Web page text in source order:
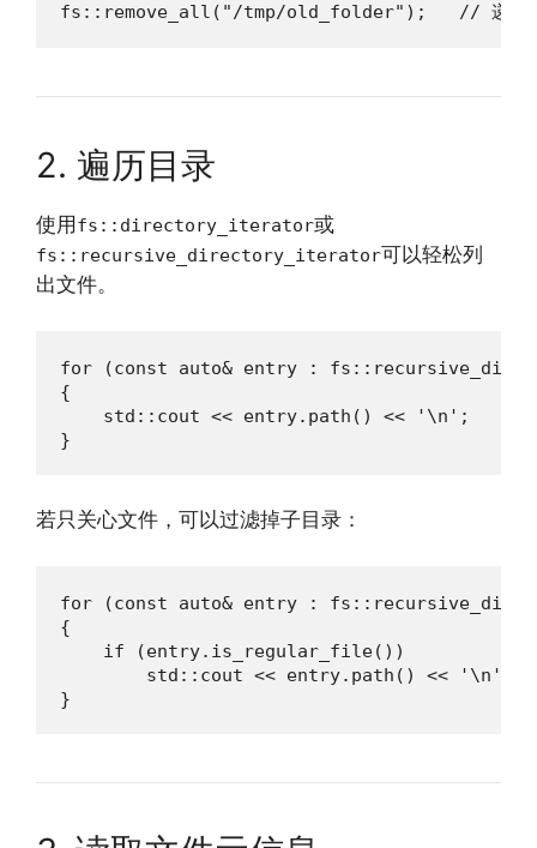
fs::remove_all("/tmp/old_folder");   // 递归删
2. 遍历目录
使用 fs::directory_iterator或
fs::recursive_directory_iterator可以轻松列
出文件。
for (const auto& entry :
{
    std::cout << entry.path() << '\n';
}
若只关心文件，可以过滤掉子目录：
for (const auto& entry :
{
    if (entry.is_regular_file())
        std::cout << entry.path() << '\n';
}